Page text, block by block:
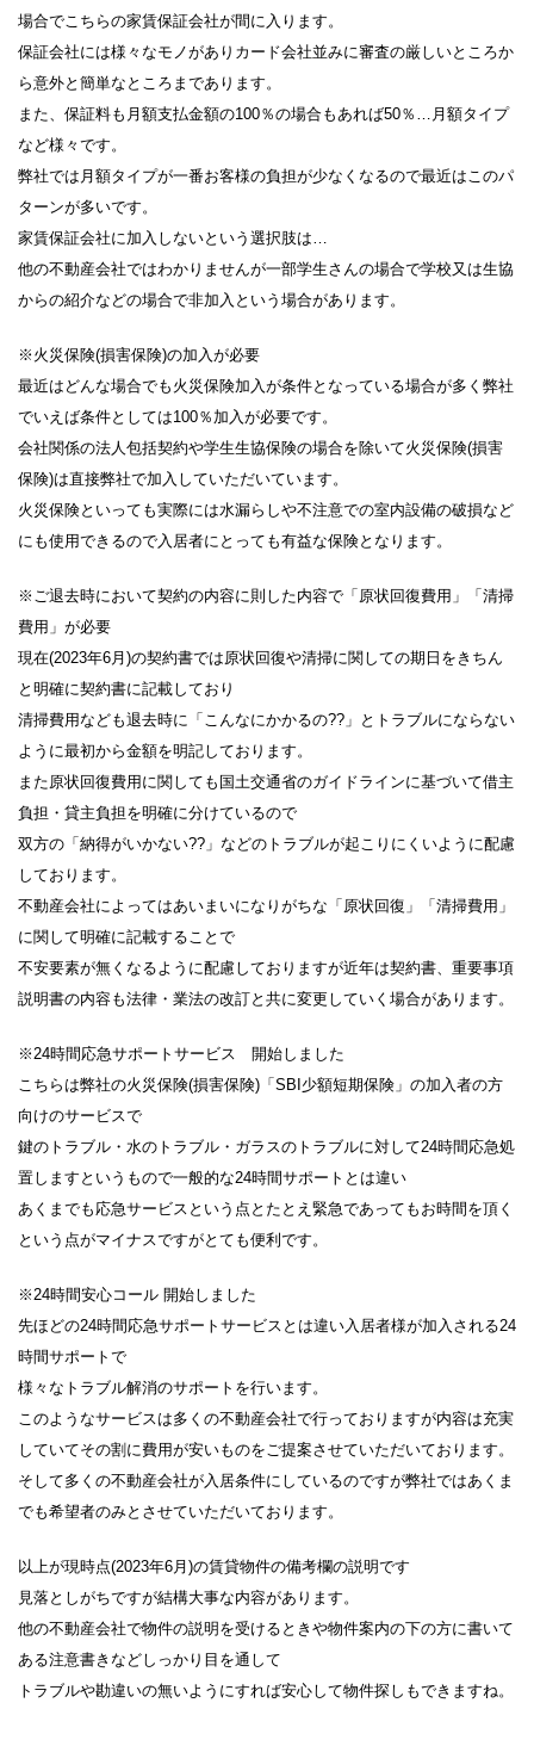
場合でこちらの家賃保証会社が間に入ります。
保証会社には様々なモノがありカード会社並みに審査の厳しいところか
ら意外と簡単なところまであります。
また、保証料も月額支払金額の100％の場合もあれば50％…月額タイプ
など様々です。
弊社では月額タイプが一番お客様の負担が少なくなるので最近はこのパ
ターンが多いです。
家賃保証会社に加入しないという選択肢は…
他の不動産会社ではわかりませんが一部学生さんの場合で学校又は生協
からの紹介などの場合で非加入という場合があります。
※火災保険(損害保険)の加入が必要
最近はどんな場合でも火災保険加入が条件となっている場合が多く弊社
でいえば条件としては100％加入が必要です。
会社関係の法人包括契約や学生生協保険の場合を除いて火災保険(損害
保険)は直接弊社で加入していただいています。
火災保険といっても実際には水漏らしや不注意での室内設備の破損など
にも使用できるので入居者にとっても有益な保険となります。
※ご退去時において契約の内容に則した内容で「原状回復費用」「清掃
費用」が必要
現在(2023年6月)の契約書では原状回復や清掃に関しての期日をきちん
と明確に契約書に記載しており
清掃費用なども退去時に「こんなにかかるの??」とトラブルにならない
ように最初から金額を明記しております。
また原状回復費用に関しても国土交通省のガイドラインに基づいて借主
負担・貸主負担を明確に分けているので
双方の「納得がいかない??」などのトラブルが起こりにくいように配慮
しております。
不動産会社によってはあいまいになりがちな「原状回復」「清掃費用」
に関して明確に記載することで
不安要素が無くなるように配慮しておりますが近年は契約書、重要事項
説明書の内容も法律・業法の改訂と共に変更していく場合があります。
※24時間応急サポートサービス 開始しました
こちらは弊社の火災保険(損害保険)「SBI少額短期保険」の加入者の方
向けのサービスで
鍵のトラブル・水のトラブル・ガラスのトラブルに対して24時間応急処
置しますというもので一般的な24時間サポートとは違い
あくまでも応急サービスという点とたとえ緊急であってもお時間を頂く
という点がマイナスですがとても便利です。
※24時間安心コール 開始しました
先ほどの24時間応急サポートサービスとは違い入居者様が加入される24
時間サポートで
様々なトラブル解消のサポートを行います。
このようなサービスは多くの不動産会社で行っておりますが内容は充実
していてその割に費用が安いものをご提案させていただいております。
そして多くの不動産会社が入居条件にしているのですが弊社ではあくま
でも希望者のみとさせていただいております。
以上が現時点(2023年6月)の賃貸物件の備考欄の説明です
見落としがちですが結構大事な内容があります。
他の不動産会社で物件の説明を受けるときや物件案内の下の方に書いて
ある注意書きなどしっかり目を通して
トラブルや勘違いの無いようにすれば安心して物件探しもできますね。